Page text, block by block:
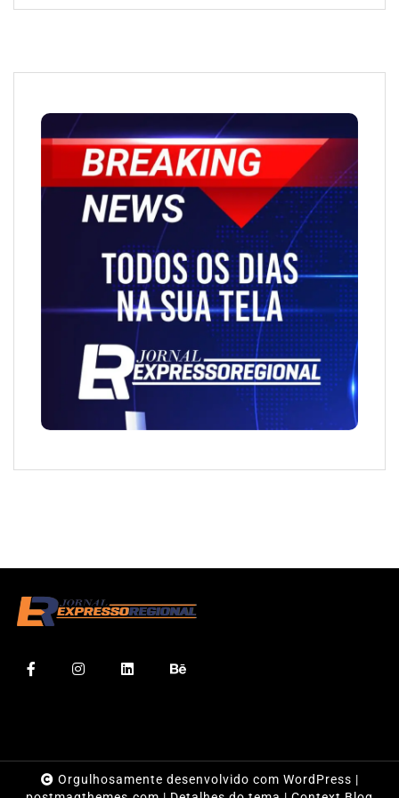
Orgulhosamente desenvolvido com WordPress |